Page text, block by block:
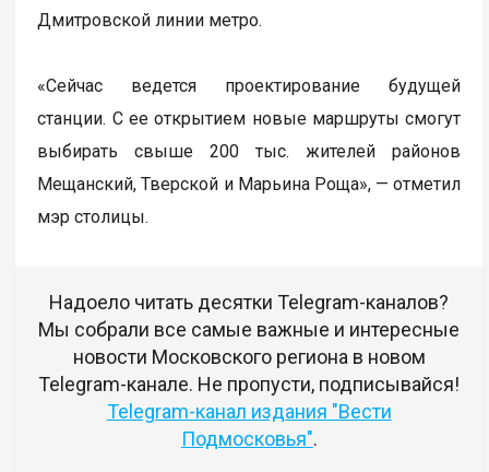
Дмитровской линии метро.
«Сейчас ведется проектирование будущей
станции. С ее открытием новые маршруты смогут
выбирать свыше 200 тыс. жителей районов
Мещанский, Тверской и Марьина Роща», — отметил
мэр столицы.
Надоело читать десятки Telegram-каналов?
Мы собрали все самые важные и интересные
новости Московского региона в новом
Telegram-канале. Не пропусти, подписывайся!
Telegram-канал издания "Вести
Подмосковья".